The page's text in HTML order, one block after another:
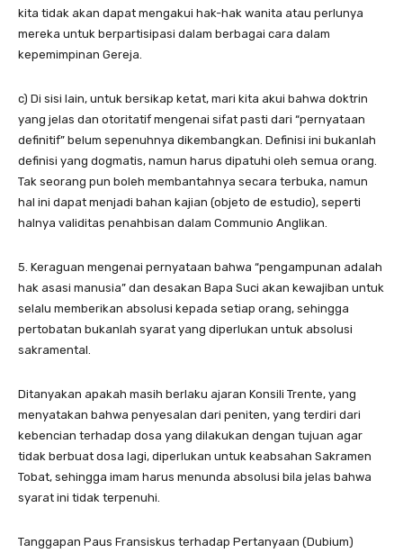
kita tidak akan dapat mengakui hak-hak wanita atau perlunya
mereka untuk berpartisipasi dalam berbagai cara dalam
kepemimpinan Gereja.
c) Di sisi lain, untuk bersikap ketat, mari kita akui bahwa doktrin
yang jelas dan otoritatif mengenai sifat pasti dari “pernyataan
definitif” belum sepenuhnya dikembangkan. Definisi ini bukanlah
definisi yang dogmatis, namun harus dipatuhi oleh semua orang.
Tak seorang pun boleh membantahnya secara terbuka, namun
hal ini dapat menjadi bahan kajian (objeto de estudio), seperti
halnya validitas penahbisan dalam Communio Anglikan.
5. Keraguan mengenai pernyataan bahwa “pengampunan adalah
hak asasi manusia” dan desakan Bapa Suci akan kewajiban untuk
selalu memberikan absolusi kepada setiap orang, sehingga
pertobatan bukanlah syarat yang diperlukan untuk absolusi
sakramental.
Ditanyakan apakah masih berlaku ajaran Konsili Trente, yang
menyatakan bahwa penyesalan dari peniten, yang terdiri dari
kebencian terhadap dosa yang dilakukan dengan tujuan agar
tidak berbuat dosa lagi, diperlukan untuk keabsahan Sakramen
Tobat, sehingga imam harus menunda absolusi bila jelas bahwa
syarat ini tidak terpenuhi.
Tanggapan Paus Fransiskus terhadap Pertanyaan (Dubium)